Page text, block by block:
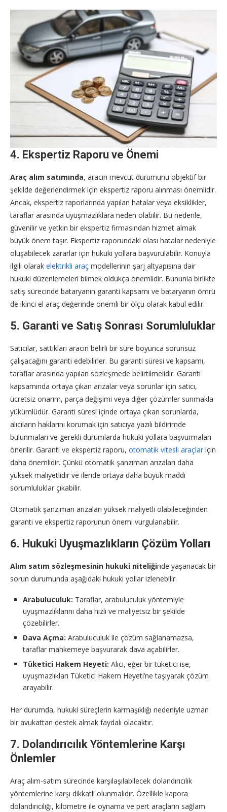
4. Ekspertiz Raporu ve Önemi
Araç alım satımında, aracın mevcut durumunu objektif bir
şekilde değerlendirmek için ekspertiz raporu alınması önemlidir.
Ancak, ekspertiz raporlarında yapılan hatalar veya eksiklikler,
taraflar arasında uyuşmazlıklara neden olabilir. Bu nedenle,
güvenilir ve yetkin bir ekspertiz firmasından hizmet almak
büyük önem taşır. Ekspertiz raporundaki olası hatalar nedeniyle
oluşabilecek zararlar için hukuki yollara başvurulabilir. Konuyla
ilgili olarak elektrikli araç modellerinin şarj altyapısına dair
hukuki düzenlemeleri bilmek oldukça önemlidir. Bununla birlikte
satış sürecinde bataryanın garanti kapsamı ve bataryanın ömrü
de ikinci el araç değerinde önemli bir ölçü olarak kabul edilir.
5. Garanti ve Satış Sonrası Sorumluluklar
Satıcılar, sattıkları aracın belirli bir süre boyunca sorunsuz
çalışacağını garanti edebilirler. Bu garanti süresi ve kapsamı,
taraflar arasında yapılan sözleşmede belirtilmelidir. Garanti
kapsamında ortaya çıkan arızalar veya sorunlar için satıcı,
ücretsiz onarım, parça değişimi veya diğer çözümler sunmakla
yükümlüdür. Garanti süresi içinde ortaya çıkan sorunlarda,
alıcıların haklarını korumak için satıcıya yazılı bildirimde
bulunmaları ve gerekli durumlarda hukuki yollara başvurmaları
önerilir. Garanti ve ekspertiz raporu, otomatik vitesli araçlar için
daha önemlidir. Çünkü otomatik şanzıman arızaları daha
yüksek maliyetlidir ve ileride ortaya daha büyük maddi
sorumluluklar çıkabilir.
Otomatik şanzıman arızaları yüksek maliyetli olabileceğinden
garanti ve ekspertiz raporunun önemi vurgulanabilir.
6. Hukuki Uyuşmazlıkların Çözüm Yolları
Alım satım sözleşmesinin hukuki niteliğinde yaşanacak bir
sorun durumunda aşağıdaki hukuki yollar izlenebilir.
Arabuluculuk: Taraflar, arabuluculuk yöntemiyle
uyuşmazlıklarını daha hızlı ve maliyetsiz bir şekilde
çözebilirler.
Dava Açma: Arabuluculuk ile çözüm sağlanamazsa,
taraflar mahkemeye başvurarak dava açabilirler.
Tüketici Hakem Heyeti: Alıcı, eğer bir tüketici ise,
uyuşmazlıkları Tüketici Hakem Heyeti’ne taşıyarak çözüm
arayabilir.
Her durumda, hukuki süreçlerin karmaşıklığı nedeniyle uzman
bir avukattan destek almak faydalı olacaktır.
7. Dolandırıcılık Yöntemlerine Karşı
Önlemler
Araç alım-satım sürecinde karşılaşılabilecek dolandırıcılık
yöntemlerine karşı dikkatli olunmalıdır. Özellikle kapora
dolandırıcılığı, kilometre ile oynama ve pert araçların sağlam